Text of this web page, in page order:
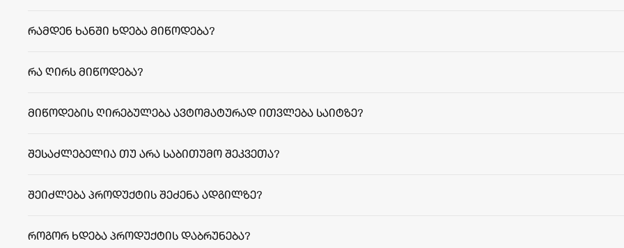
რამდენ ხანში ხდება მიწოდება?
რეგიონები:
რა ღირს მიწოდება?
მიწოდების ღირებულება ავტომატურად ითვლება საიტზე?
შესაძლებელია თუ არა საბითუმო შეკვეთა?
შეიძლება პროდუქტის შეძენა ადგილზე?
როგორ ხდება პროდუქტის დაბრუნება?